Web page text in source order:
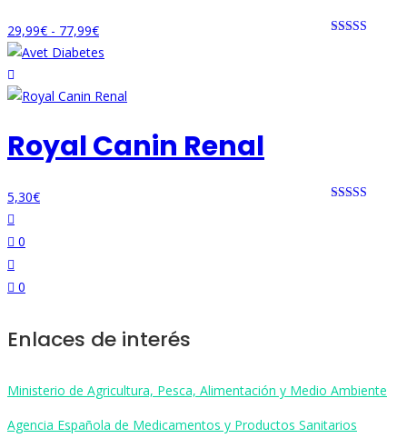
29,99€ - 77,99€Rango
de
desde
hasta
77,99€
Royal Canin Renal
5,30€
0
0
Enlaces de interés
Ministerio de Agricultura, Pesca, Alimentación y Medio Ambiente
Agencia Española de Medicamentos y Productos Sanitarios